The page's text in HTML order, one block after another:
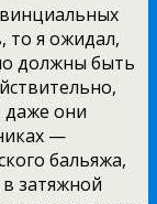
то я ожидал,
должны быть
даже они
—
бальяжа,
затяжной